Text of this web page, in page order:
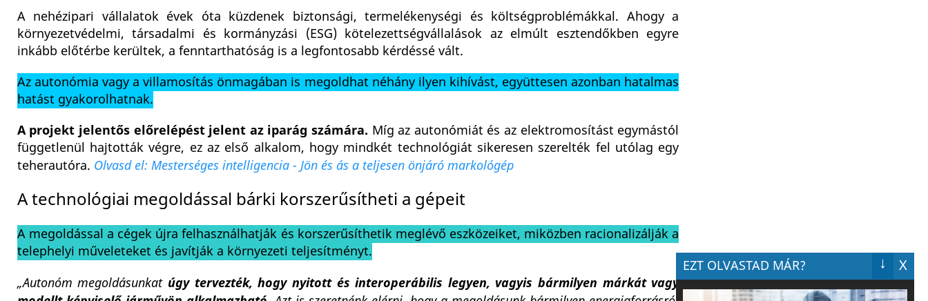
A nehézipari vállalatok évek óta küzdenek biztonsági, termelékenységi és költségproblémákkal. Ahogy a
környezetvédelmi, társadalmi és kormányzási (ESG) kötelezettségvállalások az elmúlt esztendőkben egyre
inkább előtérbe kerültek, a fenntarthatóság is a legfontosabb kérdéssé vált.
Az autonómia vagy a villamosítás önmagában is megoldhat néhány ilyen kihívást, együttesen azonban hatalmas
hatást gyakorolhatnak.
A projekt jelentős előrelépést jelent az iparág számára. Míg az autonómiát és az elektromosítást egymástól
függetlenül hajtották végre, ez az első alkalom, hogy mindkét technológiát sikeresen szerelték fel utólag egy
teherautóra. Olvasd el: Mesterséges intelligencia - Jön és ás a teljesen önjáró markológép
A technológiai megoldással bárki korszerűsítheti a gépeit
A megoldással a cégek újra felhasználhatják és korszerűsíthetik meglévő eszközeiket, miközben racionalizálják a
telephelyi műveleteket és javítják a környezeti teljesítményt.
„Autonóm megoldásunkatúgy tervezték, hogy nyitott és interoperábilis legyen, vagyis bármilyen márkát vagy
EZT OLVASTAD MÁR? X
↓